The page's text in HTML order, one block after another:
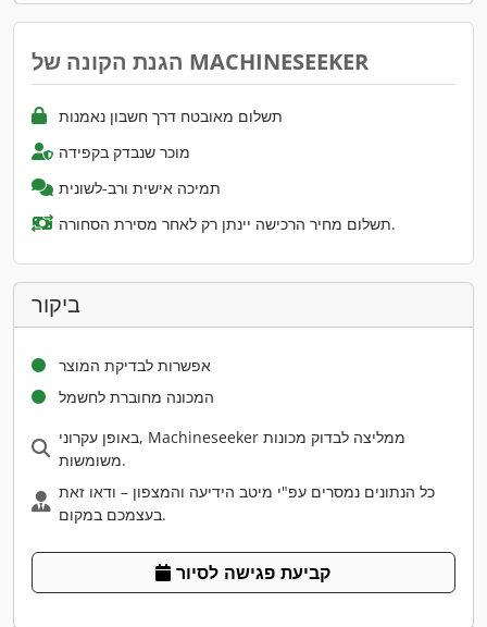
הגנת הקונה של MACHINESEEKER
תשלום מאובטח דרך חשבון נאמנות
מוכר שנבדק בקפידה
תמיכה אישית ורב-לשונית
תשלום מחיר הרכישה יינתן רק לאחר מסירת הסחורה.
ביקור
אפשרות לבדיקת המוצר
המכונה מחוברת לחשמל
באופן עקרוני, Machineseeker ממליצה לבדוק מכונות
משומשות.
כל הנתונים נמסרים עפ"י מיטב הידיעה והמצפון – ודאו זאת
בעצמכם במקום.
קביעת פגישה לסיור